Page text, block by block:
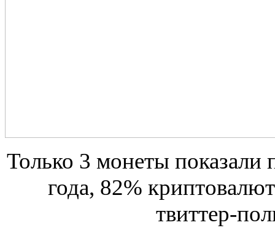
Только 3 монеты
года, 82%
твиттер-